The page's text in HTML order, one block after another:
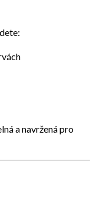
a navržená pro